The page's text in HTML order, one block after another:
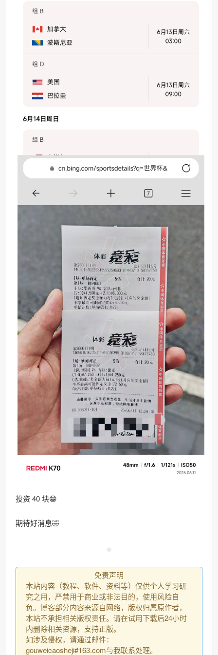
投资 40 块😁
​期待好消息🤣
免责声明
本站内容（教程、软件、资料等）仅供个人学习研
究之用，严禁用于商业或非法目的，使用风险自
负。博客部分内容来源自网络，版权归属原作者，
本站不承担相关版权责任。请在试用下载后24小时
内删除相关资源，支持正版。
如涉及侵权，请通过邮件：
gouweicaosheji#163.com与我联系处理。